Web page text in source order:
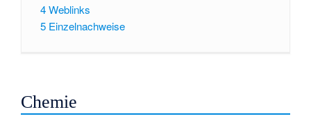
4Weblinks
5 Einzelnachweise
Chemie